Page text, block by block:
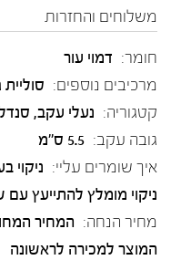
משלוחים והחזרות
חומר: דמוי עור
מרכיבים נוספים: סוליית
קטגוריה: נעלי עקב,
גובה עקב: 5.5 ס"מ
איך שומרים עליי: ניקוי
ניקוי מומלץ להתייעץ עם
מחיר הנחה: המחיר
המוצר למכירה לראשונה